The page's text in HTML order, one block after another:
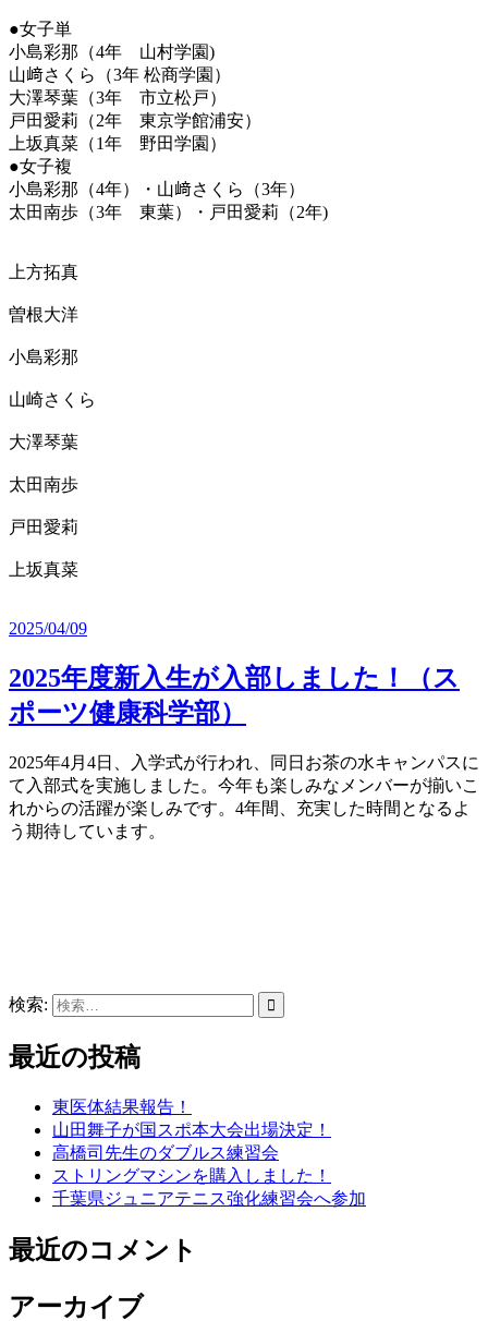
●女子単
小島彩那（4年 山村学園)
山﨑さくら（3年 松商学園）
大澤琴葉（3年 市立松戸）
戸田愛莉（2年 東京学館浦安）
上坂真菜（1年 野田学園）
●女子複
小島彩那（4年）・山﨑さくら（3年）
太田南歩（3年 東葉）・戸田愛莉（2年)
上方拓真
曽根大洋
小島彩那
山崎さくら
大澤琴葉
太田南歩
戸田愛莉
上坂真菜
2025/04/09
2025年度新入生が入部しました！（ス
ポーツ健康科学部）
2025年4月4日、入学式が行われ、同日お茶の水キャンパスに
て入部式を実施しました。今年も楽しみなメンバーが揃いこ
れからの活躍が楽しみです。4年間、充実した時間となるよ
う期待しています。
検索:
最近の投稿
東医体結果報告！
山田舞子が国スポ本大会出場決定！
高橋司先生のダブルス練習会
ストリングマシンを購入しました！
千葉県ジュニアテニス強化練習会へ参加
最近のコメント
アーカイブ